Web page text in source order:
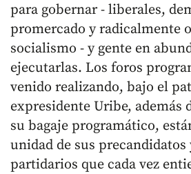
para gobernar - liberales,
promercado y radicalmente
socialismo - y gente en
ejecutarlas. Los foros
venido realizando, bajo el
expresidente Uribe, además
su bagaje programático,
unidad de sus precandidatos
partidarios que cada vez